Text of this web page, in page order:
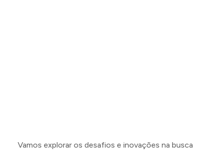
Vamos explorar os desafios e inovações na busca